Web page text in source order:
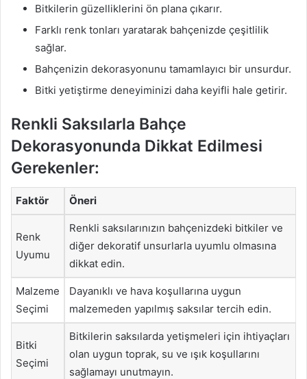
Bitkilerin güzelliklerini ön plana çıkarır.
Farklı renk tonları yaratarak bahçenizde çeşitlilik
sağlar.
Bahçenizin dekorasyonunu tamamlayıcı bir unsurdur.
Bitki yetiştirme deneyiminizi daha keyifli hale getirir.
Renkli Saksılarla Bahçe
Dekorasyonunda Dikkat Edilmesi
Gerekenler:
Faktör Öneri
Renk
Uyumu
Renkli saksılarınızın bahçenizdeki bitkiler ve
diğer dekoratif unsurlarla uyumlu olmasına
dikkat edin.
Malzeme
Seçimi
Dayanıklı ve hava koşullarına uygun
malzemeden yapılmış saksılar tercih edin.
Bitki
Seçimi
Bitkilerin saksılarda yetişmeleri için ihtiyaçları
olan uygun toprak, su ve ışık koşullarını
sağlamayı unutmayın.